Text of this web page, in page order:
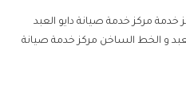
خدمة مركز خدمة صيانة دايو العبد
و الخط الساخن مركز خدمة صيانة